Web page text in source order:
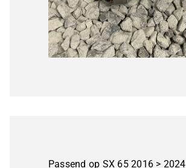
Passend op SX 65 2016 > 2024